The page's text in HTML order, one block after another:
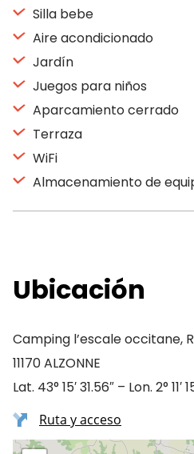
Silla bebe
Aire acondicionado
Jardín
Juegos para niños
Aparcamiento cerrado
Terraza
WiFi
Almacenamiento de
Ubicación
Camping l’escale occitane,
11170 ALZONNE
Lat. 43° 15′ 31.56″ – Lon. 2° 11′
Ruta y acceso